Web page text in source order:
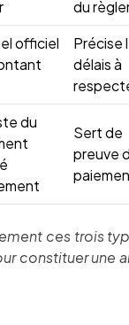
du
officiel
Précise
délais à
du
Sert de
preuve
ces trois
constituer une